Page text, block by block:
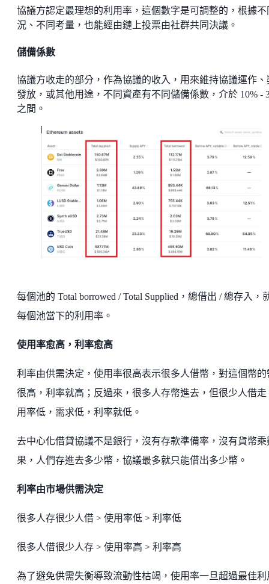
協議方認定最理想的利用率，這個數字是可調整的，根據不
況、不同考量，也能經由鏈上投票由社群共同決議。
儲備係數
協議方收走的部分，作為協議的收入，用來維持協議運作、
發放，或其他用途，不同資產有不同儲備係數，介於 10% -
之間。
每個池的 Total borrowed / Total Supplied，總借出 / 總存入，
每個池當下的利用率。
使用率愈高，利率愈高
利率由供需決定，使用率很高表示很多人借幣，對這個幣的
很高，利率就高；反過來，很多人存幣進去，但很少人借走
用率低，需求低，利率就低。
去中心化借貸協議不是銀行，沒有存款準備率，沒有貨幣乘
果，人們存進去多少幣，協議最多就只能借出多少幣。
利率由市場供需決定
很多人存很少人借 > 使用率低 > 利率低
很多人借很少人存 > 使用率高 > 利率高
為了避免供需失衡導致流動性枯竭，使用率一旦超過最佳利